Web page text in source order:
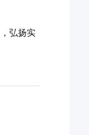
弘扬实